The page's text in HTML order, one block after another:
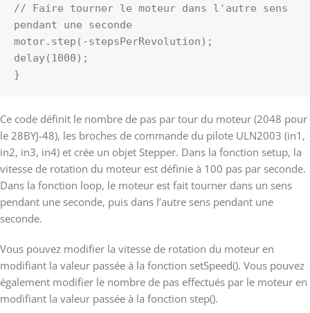
// Faire tourner le moteur dans l'autre sens
pendant une seconde
motor.step(-stepsPerRevolution);
delay(1000);
}
Ce code définit le nombre de pas par tour du moteur (2048 pour
le 28BYJ-48), les broches de commande du pilote ULN2003 (in1,
in2, in3, in4) et crée un objet Stepper. Dans la fonction setup, la
vitesse de rotation du moteur est définie à 100 pas par seconde.
Dans la fonction loop, le moteur est fait tourner dans un sens
pendant une seconde, puis dans l’autre sens pendant une
seconde.
Vous pouvez modifier la vitesse de rotation du moteur en
modifiant la valeur passée à la fonction setSpeed(). Vous pouvez
également modifier le nombre de pas effectués par le moteur en
modifiant la valeur passée à la fonction step().